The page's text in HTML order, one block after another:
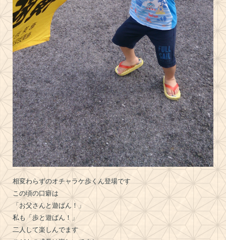
相変わらずのオチャラケ歩くん登場です
この頃の口癖は
「お父さんと遊ばん！」
私も「歩と遊ばん！」
二人して楽しんでます